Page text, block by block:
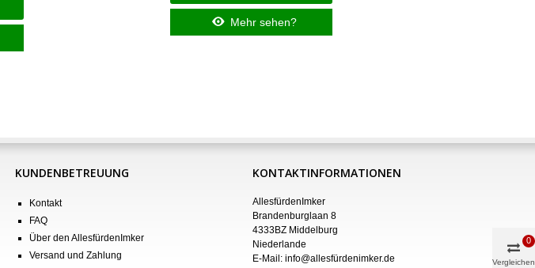
Mehr sehen?
KUNDENBETREUUNG
Kontakt
FAQ
Über den AllesfürdenImker
Versand und Zahlung
KONTAKTINFORMATIONEN
AllesfürdenImker
Brandenburglaan 8
4333BZ Middelburg
Niederlande
E-Mail: info@allesfürdenimker.de Vergleichen
0